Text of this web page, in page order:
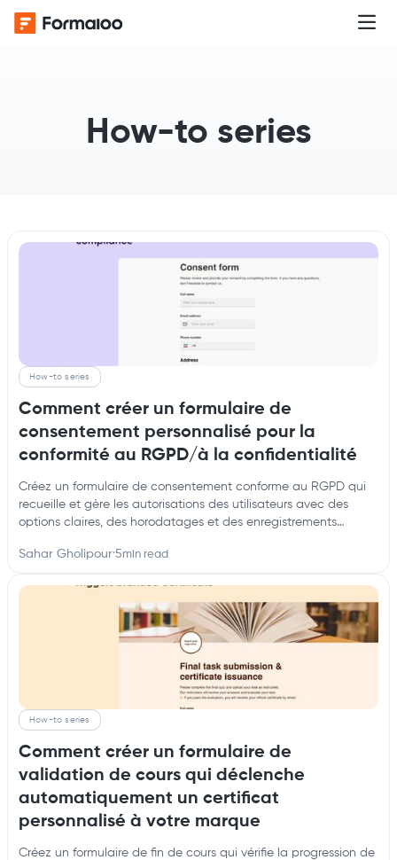
How-to series
How-to series
Comment créer un formulaire de
consentement personnalisé pour la
conformité au RGPD/à la confidentialité
Créez un formulaire de consentement conforme au RGPD qui
recueille et gère les autorisations des utilisateurs avec des
options claires, des horodatages et des enregistrements
Sahar Gholipour·5min read
How-to series
Comment créer un formulaire de
validation de cours qui déclenche
automatiquement un certificat
personnalisé à votre marque
Créez un formulaire de fin de cours qui vérifie la progression de